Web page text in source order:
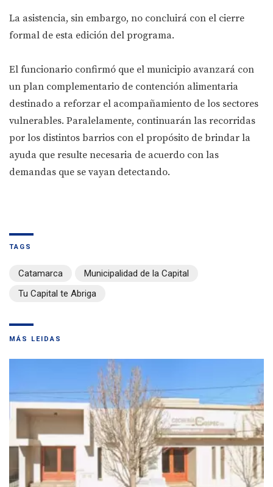
La asistencia, sin embargo, no concluirá con el cierre
formal de esta edición del programa.
El funcionario confirmó que el municipio avanzará con
un plan complementario de contención alimentaria
destinado a reforzar el acompañamiento de los sectores
vulnerables. Paralelamente, continuarán las recorridas
por los distintos barrios con el propósito de brindar la
ayuda que resulte necesaria de acuerdo con las
demandas que se vayan detectando.
TAGS
Catamarca
Municipalidad de la Capital
Tu Capital te Abriga
MÁS LEIDAS